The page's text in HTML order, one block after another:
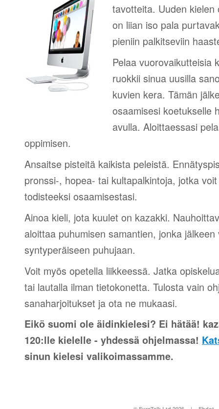
tavotteita. Uuden
on liian iso pala
pieniin palkitseviin
Pelaa vuorovaikutteisia
ruokkii sinua uusilla
kuvien kera. Tämän
osaamisesi koetukselle
avulla. Aloittaessasi
oppimisen.
Ansaitse pisteitä kaikista peleistä.
pronssi-, hopea- tai kultapalkintoja, jotka
todisteeksi osaamisestasi.
Ainoa kieli, jota kuulet on kazakki.
aloittaa puhumisen samantien, jonka
syntyperäiseen puhujaan.
Voit myös opetella liikkeessä. Jatka
tai lautalla ilman tietokonetta. Tulosta vain
sanaharjoitukset ja ota ne mukaasi.
Eikö suomi ole äidinkielesi? Ei hätää!
120:lle kielelle - yhdessä ohjelmassa!
sinun kielesi valikoimassamme.